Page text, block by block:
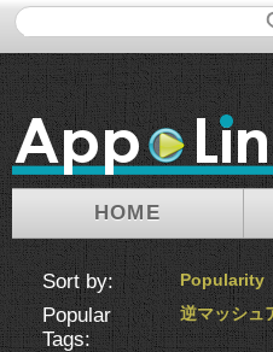
HOME
Sort by: Popularity
Popular
Tags:
逆マッシュ